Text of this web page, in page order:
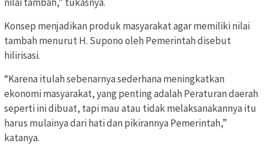
Konsep menjadikan produk masyarakat agar memiliki nilai
tambah menurut H. Supono oleh Pemerintah disebut
hilirisasi.
“Karena itulah sebenarnya sederhana meningkatkan
ekonomi masyarakat, yang penting adalah Peraturan daerah
seperti ini dibuat, tapi mau atau tidak melaksanakannya itu
harus mulainya dari hati dan pikirannya Pemerintah,”
katanya.